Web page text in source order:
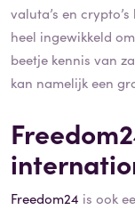
valuta’s en
heel ingewikkeld
beetje kennis van
kan namelijk een
Freedom24 is ook